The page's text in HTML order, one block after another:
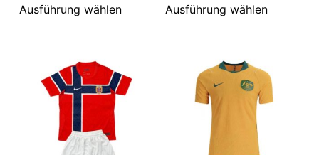
Ausführung wählen Ausführung wählen